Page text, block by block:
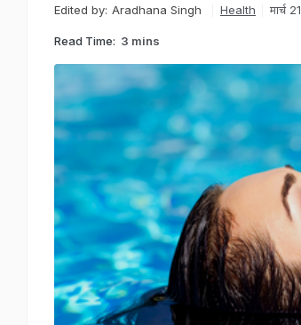
Edited by: Aradhana Singh Health मार्च
Read Time: 3 mins